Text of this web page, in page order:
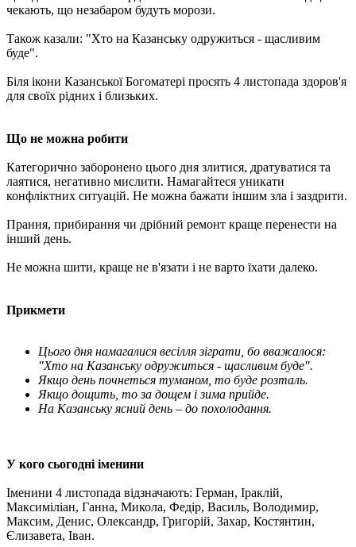
чекають, що незабаром будуть морози.
Також казали: "Хто на Казанську одружиться - щасливим
буде".
Біля ікони Казанської Богоматері просять 4 листопада здоров'я
для своїх рідних і близьких.
Що не можна робити
Категорично заборонено цього дня злитися, дратуватися та
лаятися, негативно мислити. Намагайтеся уникати
конфліктних ситуацій. Не можна бажати іншим зла і заздрити.
Прання, прибирання чи дрібний ремонт краще перенести на
інший день.
Не можна шити, краще не в'язати і не варто їхати далеко.
Прикмети
Цього дня намагалися весілля зіграти, бо вважалося:
"Хто на Казанську одружиться - щасливим буде".
Якщо день почнеться туманом, то буде розталь.
Якщо дощить, то за дощем і зима прийде.
На Казанську ясний день – до похолодання.
У кого сьогодні іменини
Іменини 4 листопада відзначають: Герман, Іраклій,
Максиміліан, Ганна, Микола, Федір, Василь, Володимир,
Максим, Денис, Олександр, Григорій, Захар, Костянтин,
Єлизавета, Іван.